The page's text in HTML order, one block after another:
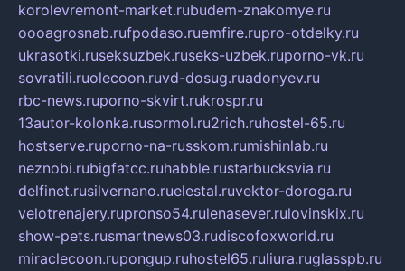
korolevremont-market.rubudem-znakomye.ru
oooagrosnab.rufpodaso.ruemfire.rupro-otdelky.ru
ukrasotki.ruseksuzbek.ruseks-uzbek.ruporno-vk.ru
sovratili.ruolecoon.ruvd-dosug.ruadonyev.ru
rbc-news.ruporno-skvirt.rukrospr.ru
13autor-kolonka.rusormol.ru2rich.ruhostel-65.ru
hostserve.ruporno-na-russkom.rumishinlab.ru
neznobi.rubigfatcc.ruhabble.rustarbucksvia.ru
delfinet.rusilvernano.ruelestal.ruvektor-doroga.ru
velotrenajery.rupronso54.rulenasever.rulovinskix.ru
show-pets.rusmartnews03.rudiscofoxworld.ru
miraclecoon.rupongup.ruhostel65.ruliura.ruglasspb.ru